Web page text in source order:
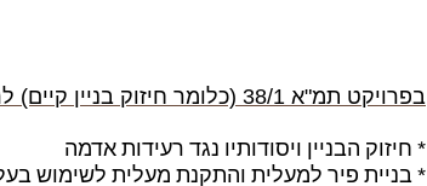
:בפרויקט תמ"א 38/1 (כלומר חיזוק בניין קיים)
חיזוק הבניין ויסודותיו נגד רעידות אדמה *
בניית פיר למעלית והתקנת מעלית לשימוש בעלי הדירות בבניין, הותיקי והחדשים *